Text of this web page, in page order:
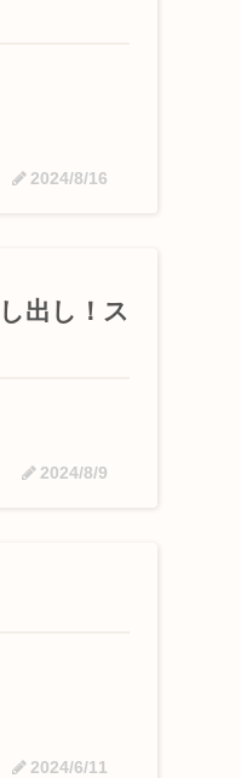
2024/8/16
出し！ス
2024/8/9
2024/6/11